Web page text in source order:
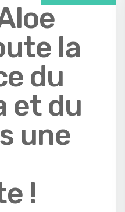
la
du
et du
une
!